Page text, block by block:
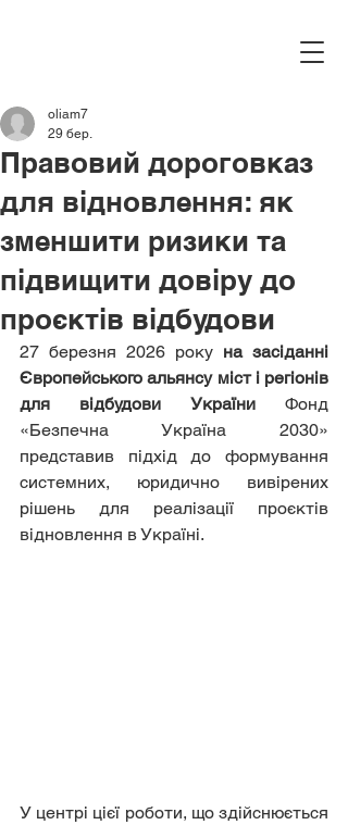
Правовий дороговказ
для відновлення: як
зменшити ризики та
підвищити довіру до
проєктів відбудови
oliam7
29 бер.
27 березня 2026 року на засіданні
Європейського альянсу міст і регіонів
для відбудови України Фонд
«Безпечна Україна 2030»
представив підхід до формування
системних, юридично вивірених
рішень для реалізації проєктів
відновлення в Україні.
У центрі цієї роботи, що здійснюється